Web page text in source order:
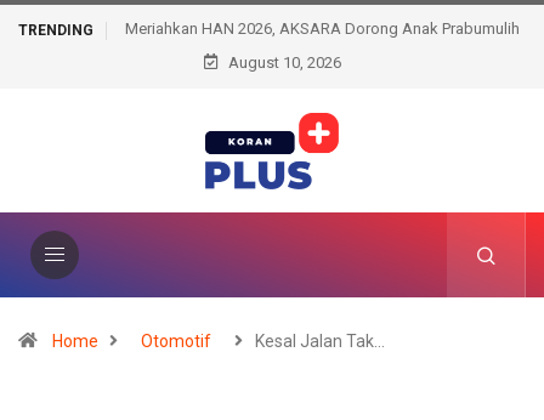
TRENDING
Meriahkan HAN 2026, AKSARA Dorong Anak Prabumulih
Lebih Kreatif dan Percaya Diri
August 10, 2026
Home Otomotif Kesal Jalan Tak…